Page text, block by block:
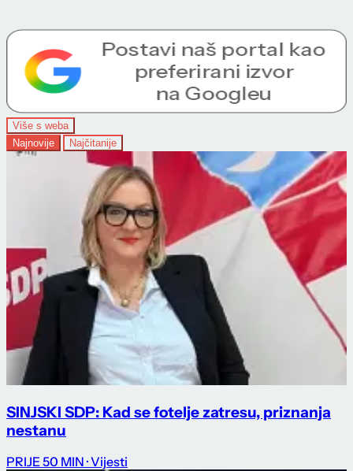
Više s weba
Najnovije
Najčitanije
SINJSKI SDP: Kad se fotelje zatresu, priznanja
nestanu
PRIJE 50 MIN · Vijesti